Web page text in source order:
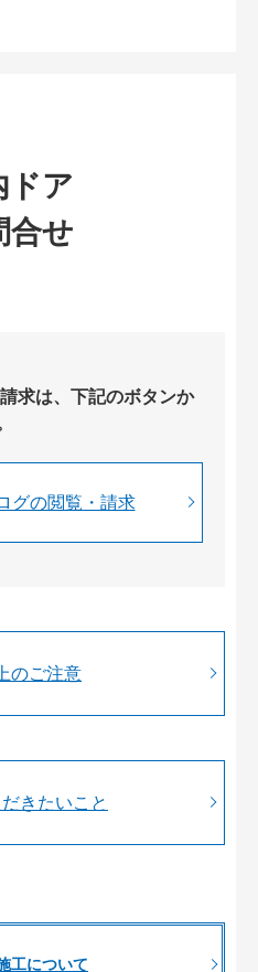
ドア
合せ
求は、下記のボタンか
グの閲覧・請求
のご注意
きたいこと
工について